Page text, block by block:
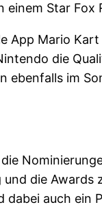
einem Star
Mario
die
im
die
auch